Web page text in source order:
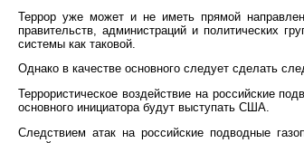
Террор уже может и не иметь прямой
правительств, администраций и политических
системы как таковой.
Однако в качестве основного следует сделать
Террористическое воздействие на российские
основного инициатора будут выступать США.
Следствием атак на российские подводные